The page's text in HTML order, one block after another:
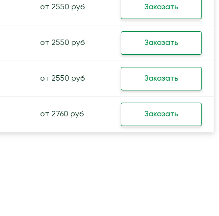
от 2550 руб Заказать
от 2550 руб Заказать
от 2550 руб Заказать
от 2760 руб Заказать